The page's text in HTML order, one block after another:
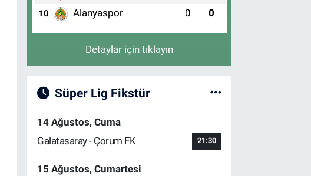
10 Alanyaspor 0 0
Detaylar için tıklayın
Süper Lig Fikstür
14 Ağustos, Cuma
Galatasaray - Çorum FK
21:30
15 Ağustos, Cumartesi